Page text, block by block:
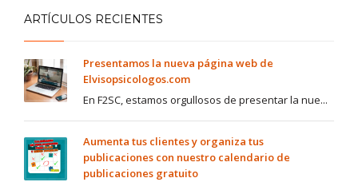
ARTÍCULOS RECIENTES
Presentamos la nueva página web de
Elvisopsicologos.com
En F2SC, estamos orgullosos de presentar la nue...
Aumenta tus clientes y organiza tus
publicaciones con nuestro calendario de
publicaciones gratuito